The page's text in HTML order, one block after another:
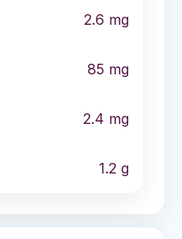
2.6 mg
85 mg
2.4 mg
1.2 g